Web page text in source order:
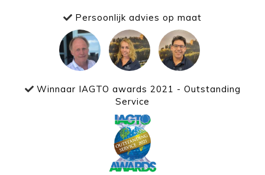
Persoonlijk advies op maat
Winnaar IAGTO awards 2021 - Outstanding
Service